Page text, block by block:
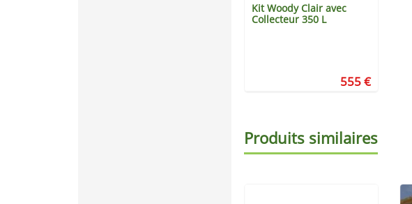
Kit Woody Clair avec
Collecteur 350 L
555 €
Produits similaires